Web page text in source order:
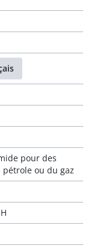
pour des
ou du gaz